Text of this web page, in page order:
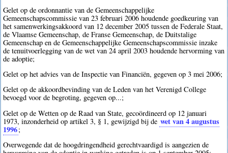
Gelet op de ordonnantie van de Gemeenschappelijke
Gemeenschapscommissie van 23 februari 2006 houdende goedkeuring van
het samenwerkingsakkoord van 12 december 2005 tussen de Federale Staat,
de Vlaamse Gemeenschap, de Franse Gemeenschap, de Duitstalige
Gemeenschap en de Gemeenschappelijke Gemeenschapscommissie inzake
de tenuitvoerlegging van de wet van 24 april 2003 houdende hervorming van
de adoptie;
Gelet op het advies van de Inspectie van Financiën, gegeven op 3 mei 2006;
Gelet op de akkoordbevinding van de Leden van het Verenigd College
bevoegd voor de begroting, gegeven op...;
Gelet op de Wetten op de Raad van State, gecoördineerd op 12 januari
1973, inzonderheid op artikel 3, § 1, gewijzigd bij de wet van 4 augustus
1996;
Overwegende dat de hoogdringendheid gerechtvaardigd is aangezien de